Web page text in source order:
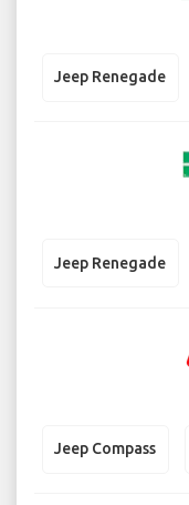
Jeep Renegade
Jeep Renegade
Jeep Compass